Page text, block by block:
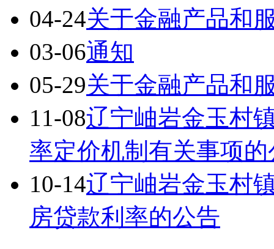
04-24关于金融产品和
03-06通知
05-29关于金融产品和
11-08辽宁岫岩金玉村
率定价机制有关事项的
10-14辽宁岫岩金玉村
房贷款利率的公告